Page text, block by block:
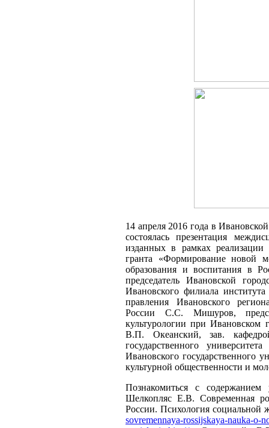
14 апреля 2016 года в
состоялась презентация
изданных в рамках реализации
гранта «Формирование новой
образования и воспитания в
председатель Ивановской
Ивановского филиала
правления Ивановского
России С.С. Мишуров,
культурологии при Ивановском
В.П. Океанский, зав.
государственного
Ивановского государственного
культурной общественности и
Познакомиться с
Шелкопляс Е.В. Современная
России. Психология социальной
sovremennaya-rossijskaya-nauka-o-